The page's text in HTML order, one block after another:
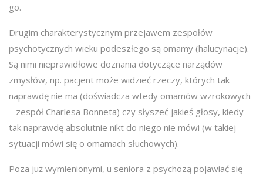
go.
Drugim charakterystycznym przejawem zespołów
psychotycznych wieku podeszłego są omamy (halucynacje).
Są nimi nieprawidłowe doznania dotyczące narządów
zmysłów, np. pacjent może widzieć rzeczy, których tak
naprawdę nie ma (doświadcza wtedy omamów wzrokowych
– zespół Charlesa Bonneta) czy słyszeć jakieś głosy, kiedy
tak naprawdę absolutnie nikt do niego nie mówi (w takiej
sytuacji mówi się o omamach słuchowych).
Poza już wymienionymi, u seniora z psychozą pojawiać się